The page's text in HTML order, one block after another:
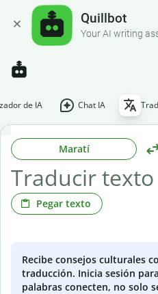
Quillbot
Your AI writing
de IA Chat IA
Maratí
Pegar texto
Recibe consejos culturales
traducción. Inicia sesión
palabras conecten, no solo